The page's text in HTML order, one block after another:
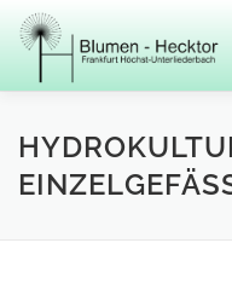
Inhalt
springen
BESTELLUNGEN